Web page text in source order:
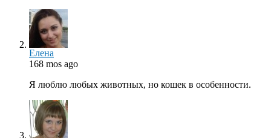
Елена
168 mos ago
Я люблю любых животных, но кошек в особенности.